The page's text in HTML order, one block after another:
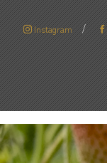
Instagram/